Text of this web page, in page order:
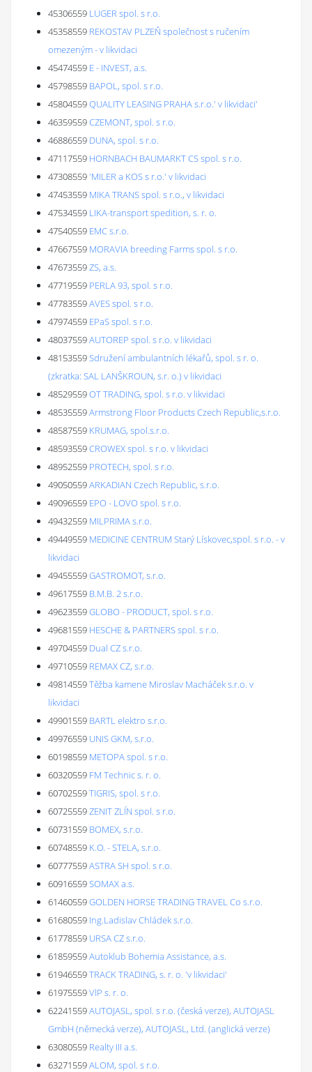
45306559 LUGER spol. s r.o.
45358559 REKOSTAV PLZEŇ společnost s ručením
omezeným - v likvidaci
45474559 E - INVEST, a.s.
45798559 BAPOL, spol. s r.o.
45804559QUALITY LEASING PRAHA s.r.o.' v likvidaci'
46359559CZEMONT, spol. s r.o.
46886559 DUNA, spol. s r.o.
47117559 HORNBACH BAUMARKT CS spol. s r.o.
47308559'MILER a KOS s r.o.' v likvidaci
47453559 MIKA TRANS spol. s r.o., v likvidaci
47534559 LIKA-transport spedition, s. r. o.
47540559 EMC s.r.o.
47667559 MORAVIA breeding Farms spol. s r.o.
47673559ZS, a.s.
47719559 PERLA 93, spol. s r.o.
47783559AVES spol. s r.o.
47974559 EPaS spol. s r.o.
48037559AUTOREP spol. s r.o. v likvidaci
48153559Sdružení ambulantních lékařů, spol. s r. o.
(zkratka: SAL LANŠKROUN, s.r. o.) v likvidaci
48529559OT TRADING, spol. s r.o. v likvidaci
48535559Armstrong Floor Products Czech Republic,s.r.o.
48587559 KRUMAG, spol.s.r.o.
48593559CROWEX spol. s r.o. v likvidaci
48952559 PROTECH, spol. s r.o.
49050559ARKADIAN Czech Republic, s.r.o.
49096559 EPO - LOVO spol. s r.o.
49432559 MILPRIMA s.r.o.
49449559 MEDICINE CENTRUM Starý Lískovec,spol. s r.o. - v
likvidaci
49455559GASTROMOT, s.r.o.
49617559 B.M.B. 2 s.r.o.
49623559GLOBO - PRODUCT, spol. s r.o.
49681559 HESCHE & PARTNERS spol. s r.o.
49704559 Dual CZ s.r.o.
49710559 REMAX CZ, s.r.o.
49814559Těžba kamene Miroslav Macháček s.r.o. v
likvidaci
49901559 BARTL elektro s.r.o.
49976559 UNIS GKM, s.r.o.
60198559 METOPA spol. s r.o.
60320559 FM Technic s. r. o.
60702559TIGRIS, spol. s r.o.
60725559ZENIT ZLÍN spol. s r.o.
60731559 BOMEX, s.r.o.
60748559 K.O. - STELA, s.r.o.
60777559ASTRA SH spol. s r.o.
60916559SOMAX a.s.
61460559GOLDEN HORSE TRADING TRAVEL Co s.r.o.
61680559 Ing.Ladislav Chládek s.r.o.
61778559 URSA CZ s.r.o.
61859559Autoklub Bohemia Assistance, a.s.
61946559TRACK TRADING, s. r. o. 'v likvidaci'
61975559VlP s. r. o.
62241559AUTOJASL, spol. s r.o. (česká verze), AUTOJASL
GmbH (německá verze), AUTOJASL, Ltd. (anglická verze)
63080559 Realty III a.s.
63271559ALOM, spol. s r.o.